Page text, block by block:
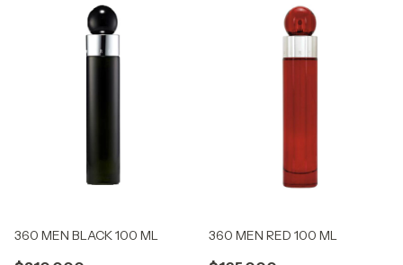
360 MEN BLACK 100 ML 360 MEN RED 100 ML